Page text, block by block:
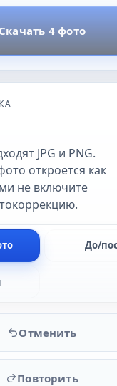
Скачать 4 фото
JPG и PNG.
откроется как
не включите
До/
Отменить
Повторить